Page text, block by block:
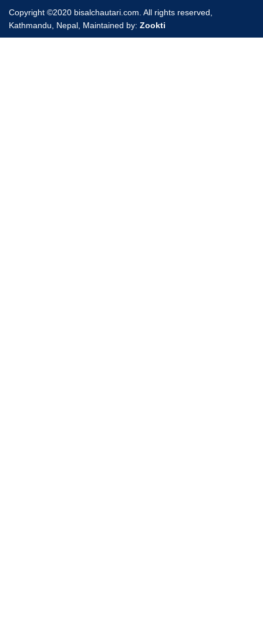
Copyright ©2020 bisalchautari.com. All rights reserved,
Kathmandu, Nepal, Maintained by: Zookti